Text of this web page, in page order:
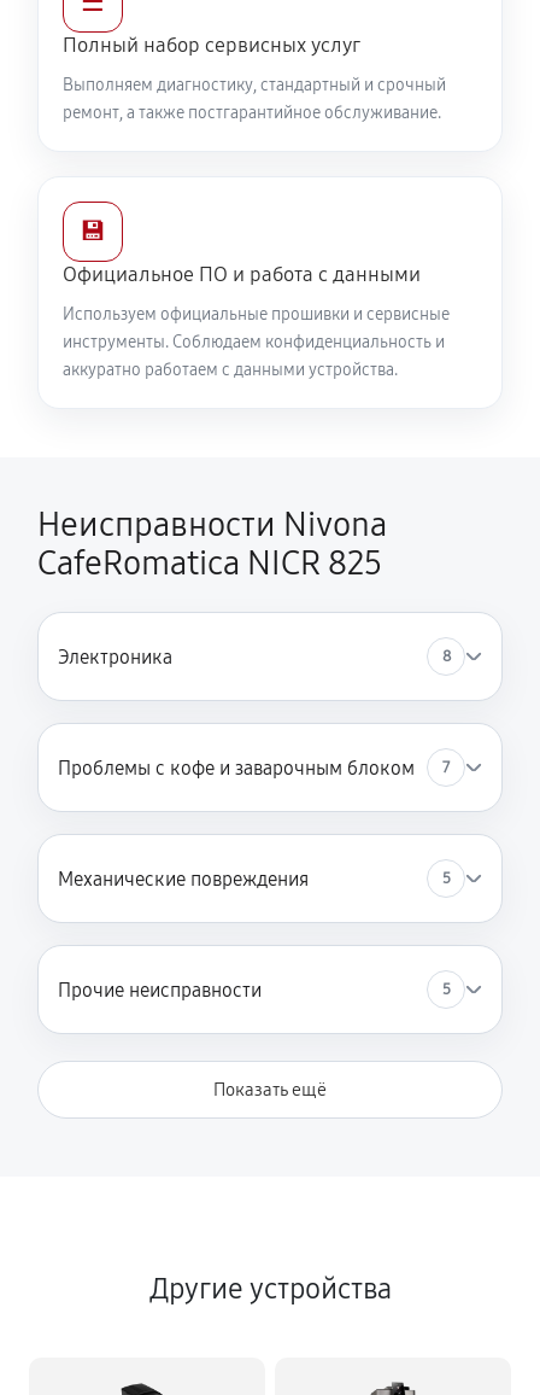
Полный набор сервисных услуг
Выполняем диагностику, стандартный и срочный
ремонт, а также постгарантийное обслуживание.
💾
Официальное ПО и работа с данными
Используем официальные прошивки и сервисные
инструменты. Соблюдаем конфиденциальность и
аккуратно работаем с данными устройства.
Неисправности Nivona
CafeRomatica NICR 825
Электроника 8
Проблемы с кофе и заварочным блоком 7
Механические повреждения 5
Прочие неисправности 5
Показать ещё
Другие устройства